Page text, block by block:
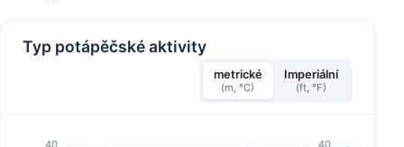
Typ potápěčské aktivity
metrické
(m, °C)
Imperiální
(ft, °F)